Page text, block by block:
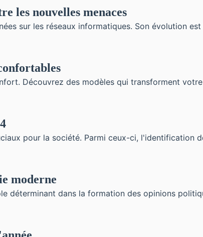
les nouvelles menaces
sur les réseaux informatiques. Son évolution
Découvrez des modèles qui transforment
pour la société. Parmi ceux-ci, l'identification
moderne
déterminant dans la formation des opinions